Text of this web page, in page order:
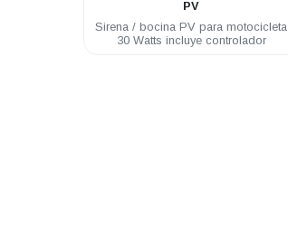
PV
Sirena / bocina PV para motocicleta
30 Watts incluye controlador